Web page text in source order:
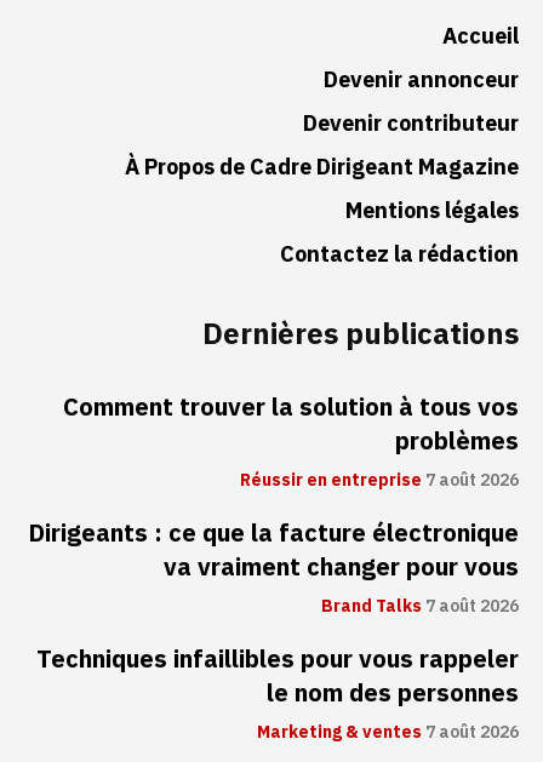
Accueil
Devenir annonceur
Devenir contributeur
À Propos de Cadre Dirigeant Magazine
Mentions légales
Contactez la rédaction
Dernières publications
Comment trouver la solution à tous vos
problèmes
Réussir en entreprise 7 août 2026
Dirigeants : ce que la facture électronique
va vraiment changer pour vous
Brand Talks7 août 2026
Techniques infaillibles pour vous rappeler
le nom des personnes
Marketing & ventes7 août 2026